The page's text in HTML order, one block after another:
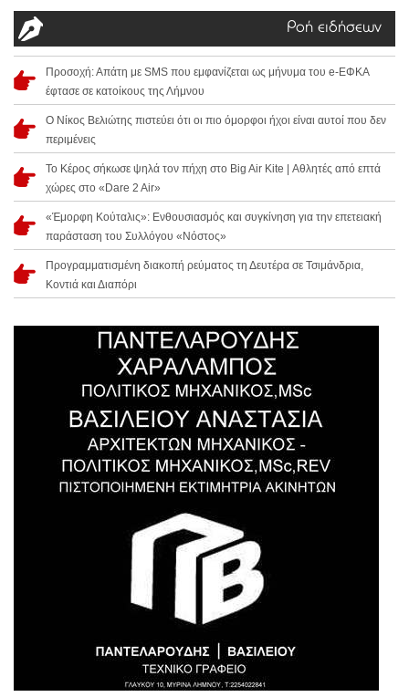
Ροή ειδήσεων
Προσοχή: Απάτη με SMS που εμφανίζεται ως μήνυμα του e-ΕΦΚΑ
έφτασε σε κατοίκους της Λήμνου
Ο Νίκος Βελιώτης πιστεύει ότι οι πιο όμορφοι ήχοι είναι αυτοί που δεν
περιμένεις
Το Κέρος σήκωσε ψηλά τον πήχη στο Big Air Kite | Αθλητές από επτά
χώρες στο «Dare 2 Air»
«Έμορφη Κούταλις»: Ενθουσιασμός και συγκίνηση για την επετειακή
παράσταση του Συλλόγου «Νόστος»
Προγραμματισμένη διακοπή ρεύματος τη Δευτέρα σε Τσιμάνδρια,
Κοντιά και Διαπόρι